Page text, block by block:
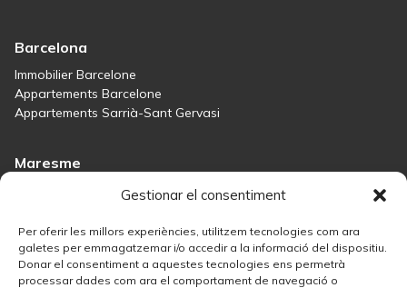
Gestionar el consentiment
Per oferir les millors experiències, utilitzem tecnologies com ara
galetes per emmagatzemar i/o accedir a la informació del dispositiu.
Donar el consentiment a aquestes tecnologies ens permetrà
processar dades com ara el comportament de navegació o
Barcelona
Immobilier Barcelone
Appartements Barcelone
Appartements Sarrià-Sant Gervasi
Maresme
Inmobiliaria Maresme
Maisons à vendre à Tiana
Maisons à vendre à Teià
Maisons à vendre Maresme